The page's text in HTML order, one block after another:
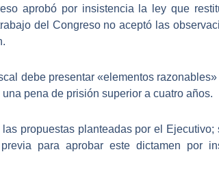
aprobó por insistencia la ley que
del Congresono aceptó las
debe presentar «elementos
pena de prisión superior a cuatro años.
propuestas planteadas por el Ejecutivo;
para aprobar este dictamen por